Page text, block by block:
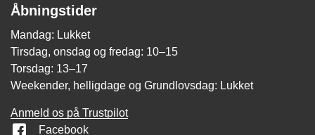
Åbningstider
Mandag: Lukket
Tirsdag, onsdag og fredag: 10–15
Torsdag: 13–17
Weekender, helligdage og Grundlovsdag: Lukket
Anmeld os på Trustpilot
Facebook